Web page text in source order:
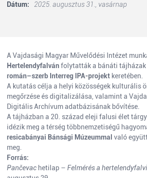
Dátum: 2025. augusztus 31., vasárnap
A Vajdasági Magyar Művelődési Intézet
Hertelendyfalvánfolytatták a bánáti tájházak
román–szerb Interreg IPA-projekt keretében.
A kutatás célja a helyi közösségek kulturális
megőrzése és digitalizálása, valamint a
Digitális Archívum adatbázisának bővítése.
A tájházban a 20. század eleji falusi élet
idézik meg a térség többnemzetiségű
resicabányai Bánsági Múzeummal való
meg.
Forrás:
Pančevac hetilap – Felmérés a